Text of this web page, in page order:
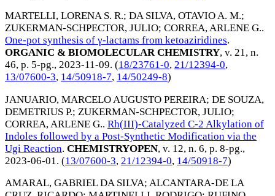
MARTELLI, LORENA S. R.; DA SILVA, OTAVIO A. M.;
ZUKERMAN-SCHPECTOR, JULIO; CORREA, ARLENE G..
One-pot synthesis of γ-lactams from ketoaziridines.
ORGANIC & BIOMOLECULAR CHEMISTRY, v. 21, n.
46, p. 5-pg., 2023-11-09. (18/23761-0, 21/12394-0,
13/07600-3, 14/50918-7, 14/50249-8)
JANUARIO, MARCELO AUGUSTO PEREIRA; DE SOUZA,
DEMETRIUS P.; ZUKERMAN-SCHPECTOR, JULIO;
CORREA, ARLENE G.. Rh(III)-Catalyzed C-2 Alkylation of
Indoles followed by a Post-Synthetic Modification via the
Ugi Reaction. CHEMISTRYOPEN, v. 12, n. 6, p. 8-pg.,
2023-06-01 . (13/07600-3, 21/12394-0, 14/50918-7)
AMARAL, GABRIEL DA SILVA; ALCANTARA-DE LA